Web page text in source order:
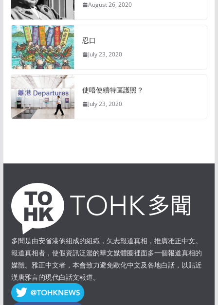
August 26, 2020
忍口
July 23, 2020
使唔使續特區護照？
July 23, 2020
多聞是由安省港僑組成的組織，矢志報道真相，推廣雅正中文。
報道真相者，使假資訊泛濫的華文媒體圈裡面多一個報道真相的
媒體。雅正中文者，本會致力避免歐化中文及各地白話，以貼近
漢唐雅言的現代白話文報道。